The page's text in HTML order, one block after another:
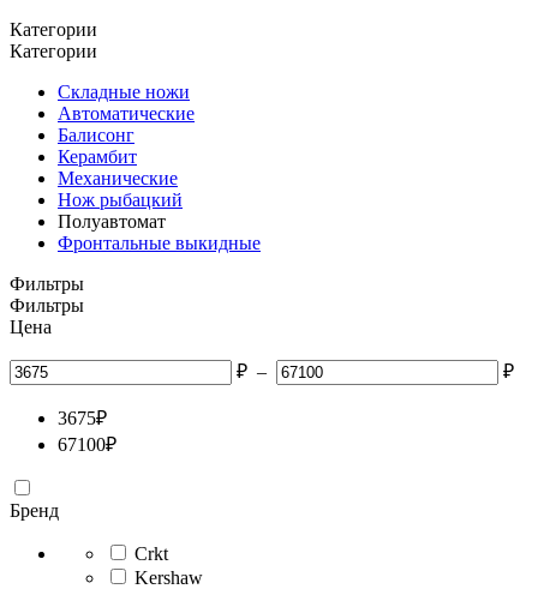
Категории
Категории
Складные ножи
Автоматические
Балисонг
Керамбит
Механические
Нож рыбацкий
Полуавтомат
Фронтальные выкидные
Фильтры
Фильтры
Цена
₽ – ₽
3675₽
67100₽
Бренд
Crkt
Kershaw